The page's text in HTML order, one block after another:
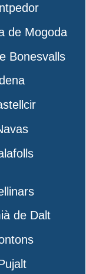
de Mogoda
Bonesvalls
de Dalt